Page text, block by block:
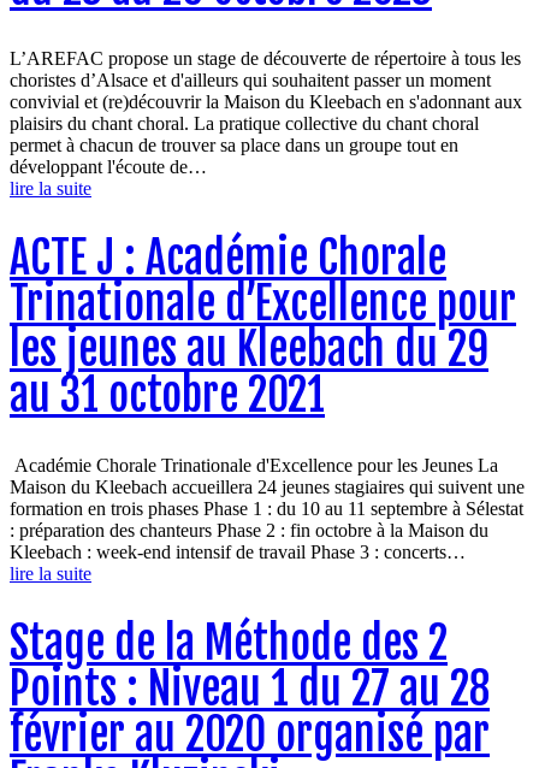
L’AREFAC propose un stage de découverte de répertoire à tous les
choristes d’Alsace et d'ailleurs qui souhaitent passer un moment
convivial et (re)découvrir la Maison du Kleebach en s'adonnant aux
plaisirs du chant choral. La pratique collective du chant choral
permet à chacun de trouver sa place dans un groupe tout en
développant l'écoute de…
lire la suite
ACTE J : Académie Chorale
Trinationale d’Excellence pour
les jeunes au Kleebach du 29
au 31 octobre 2021
Académie Chorale Trinationale d'Excellence pour les Jeunes La
Maison du Kleebach accueillera 24 jeunes stagiaires qui suivent une
formation en trois phases Phase 1 : du 10 au 11 septembre à Sélestat
: préparation des chanteurs Phase 2 : fin octobre à la Maison du
Kleebach : week-end intensif de travail Phase 3 : concerts…
lire la suite
Stage de la Méthode des 2
Points : Niveau 1 du 27 au 28
février au 2020 organisé par